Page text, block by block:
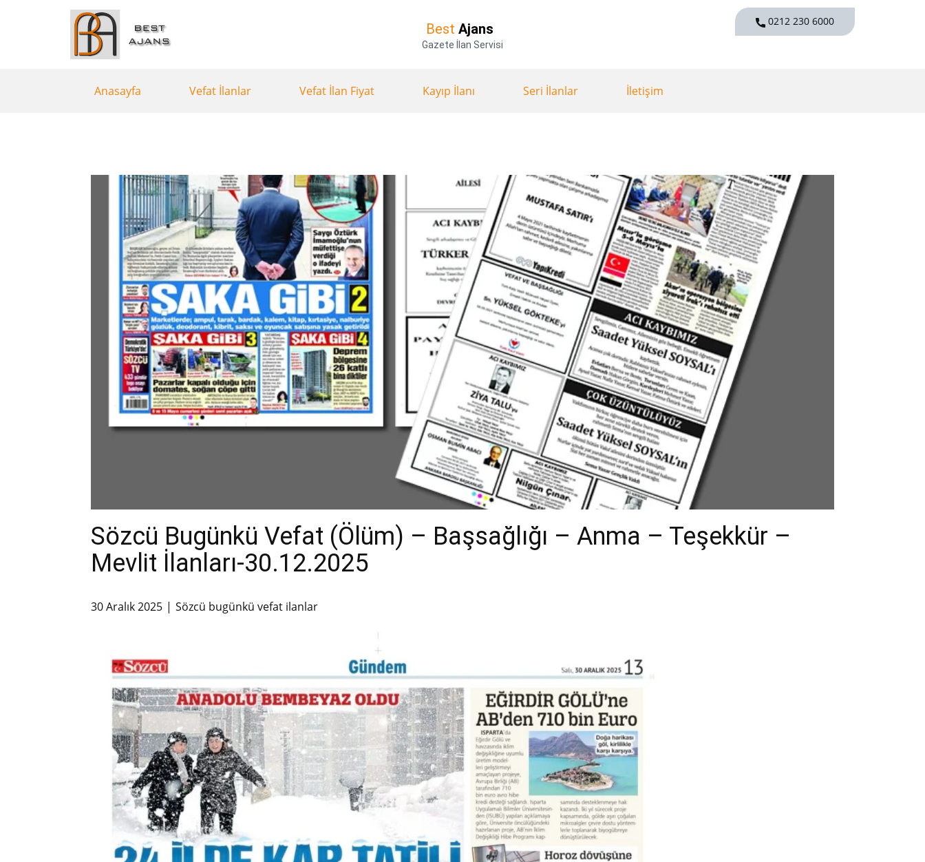
Best Ajans
Gazete İlan Servisi
0212 230 6000
Anasayfa Vefat İlanlar Vefat İlan Fiyat Kayıp İlanı Seri İlanlar İletişim
Sözcü Bugünkü Vefat (Ölüm) – Başsağlığı – Anma – Teşekkür –
Mevlit İlanları-30.12.2025
30 Aralık 2025 Sözcü bugünkü vefat ilanlar